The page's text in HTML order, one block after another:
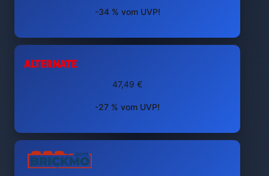
-34 % vom UVP!
47,49 €
-27 % vom UVP!